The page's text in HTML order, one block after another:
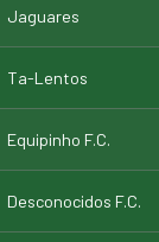
Jaguares
Ta-Lentos
Equipinho F.C.
Desconocidos F.C.